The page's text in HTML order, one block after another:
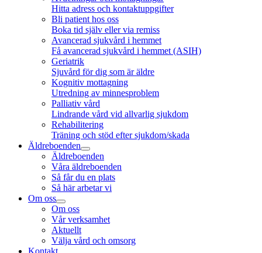
Hitta adress och kontaktuppgifter
Bli patient hos oss
Boka tid själv eller via remiss
Avancerad sjukvård i hemmet
Få avancerad sjukvård i hemmet (ASIH)
Geriatrik
Sjuvård för dig som är äldre
Kognitiv mottagning
Utredning av minnesproblem
Palliativ vård
Lindrande vård vid allvarlig sjukdom
Rehabilitering
Träning och stöd efter sjukdom/skada
Äldreboenden
Äldreboenden
Våra äldreboenden
Så får du en plats
Så här arbetar vi
Om oss
Om oss
Vår verksamhet
Aktuellt
Välja vård och omsorg
Kontakt